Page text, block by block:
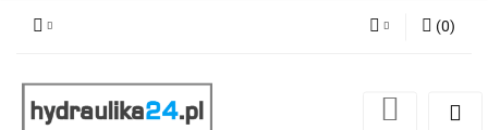
Zarejestruj się
(0)